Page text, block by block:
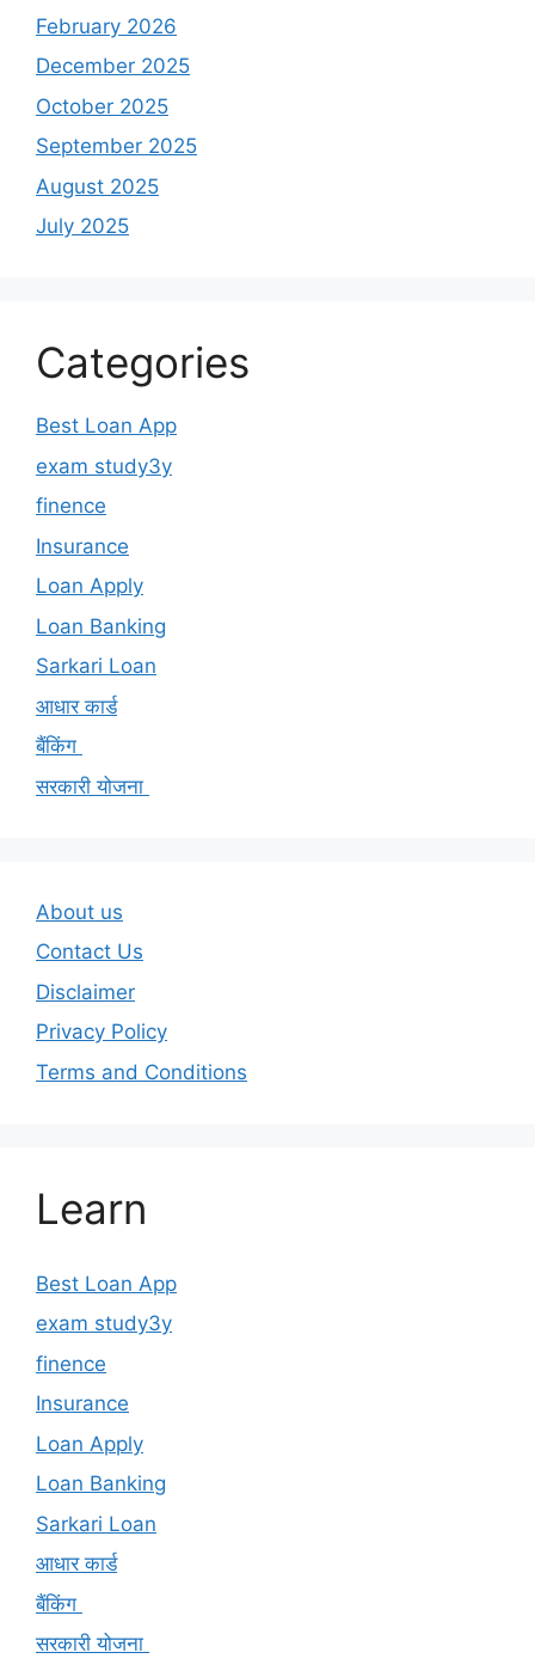
February 2026
December 2025
October 2025
September 2025
August 2025
July 2025
Categories
Best Loan App
exam study3y
finence
Insurance
Loan Apply
Loan Banking
Sarkari Loan
आधार कार्ड
बैंकिंग
सरकारी योजना
About us
Contact Us
Disclaimer
Privacy Policy
Terms and Conditions
Learn
Best Loan App
exam study3y
finence
Insurance
Loan Apply
Loan Banking
Sarkari Loan
आधार कार्ड
बैंकिंग
सरकारी योजना